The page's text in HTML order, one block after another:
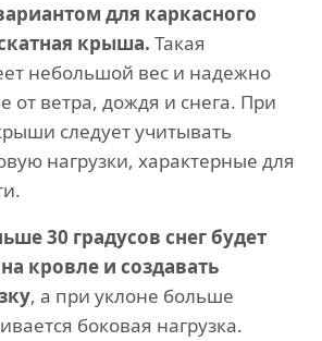
для каркасного
крыша. Такая
небольшой вес и надежно
от ветра, дождя и снега. При
следует учитывать
нагрузки, характерные для
30 градусов снег будет
кровле и создавать
, а при уклоне больше
боковая нагрузка.